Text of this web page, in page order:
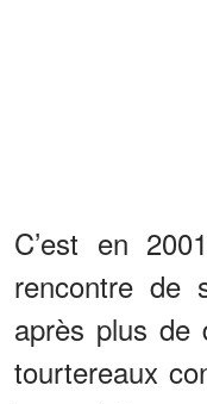
C’est en
rencontre de
après plus de
tourtereaux